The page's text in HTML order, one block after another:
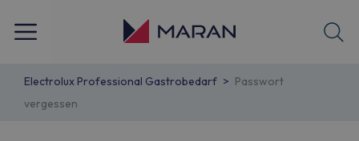
Electrolux Professional Gastrobedarf
Passwort
vergessen